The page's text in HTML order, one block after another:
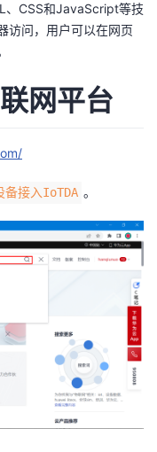
、CSS和JavaScript等技
访问，用户可以在网页
网平台
备接入IoTDA 。